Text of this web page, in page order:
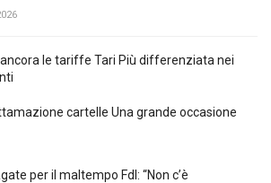
le tariffe Tari Più differenziata nei
cartelle Una grande occasione
per il maltempo FdI: “Non c’è